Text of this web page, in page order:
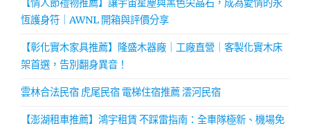
【情人節禮物推薦】讓宇宙星塵與黑色尖晶石，成為愛情的永
恆護身符｜AWNL 開箱與評價分享
【彰化實木家具推薦】隆盛木器廠｜工廠直營｜客製化實木床
架首選，告別翻身異音！
雲林合法民宿 虎尾民宿 電梯住宿推薦 澐河民宿
【澎湖租車推薦】鴻宇租賃 不踩雷指南：全車隊極新、機場免